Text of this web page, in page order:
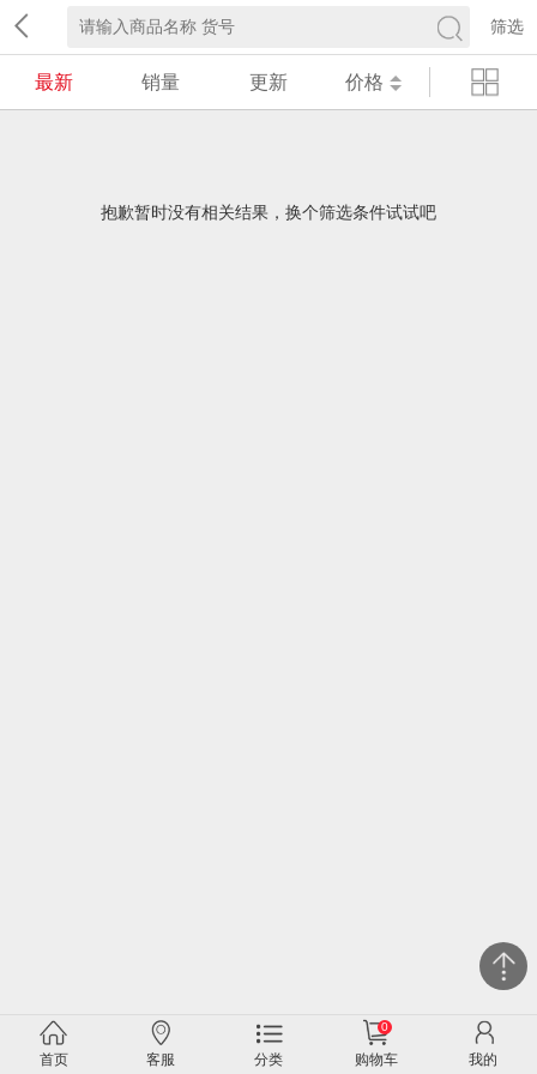
筛选
最新 销量 更新 价格
抱歉暂时没有相关结果，换个筛选条件试试吧
首页 客服 分类
0
购物车 我的
关闭